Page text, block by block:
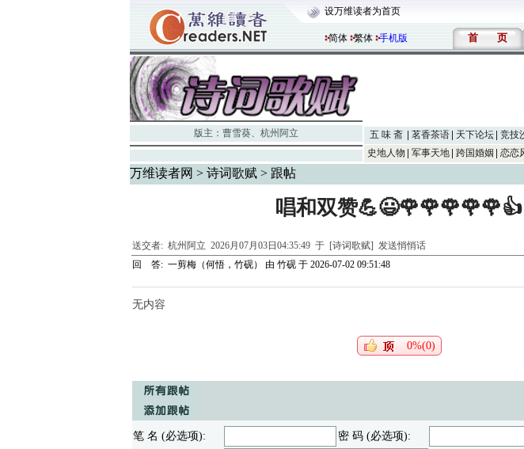
设万维读者为首页
简体 繁体 手机版 首 页
版主： 曹雪葵、 杭州阿立 五 味 斋 茗香茶语 天下论坛 竞技
史地人物
军事天地 跨国婚姻 恋恋
万维读者网 > 诗词歌赋> 跟帖
唱和双赞💪😃🌹🌹🌹🌹🌹👍
送交者: 杭州阿立 2026月07月03日04:35:49 于 [诗词歌赋] 发送悄悄话
回 答: 一剪梅（何悟，竹砚） 由 竹砚于 2026-07-02 09:51:48
无内容
0%(0)
笔 名 (必选项): 密 码 (必选项):